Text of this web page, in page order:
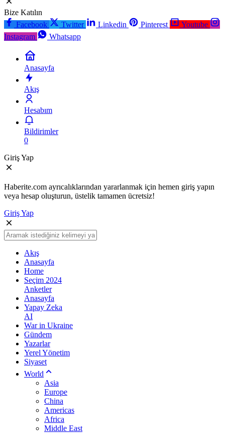
Bize Katılın
Facebook
Twitter Linkedin Pinterest
Youtube
Instagram
Whatsapp
Anasayfa
Akış
Hesabım
Bildirimler
0
Giriş Yap
Haberite.com ayrıcalıklarından yararlanmak için hemen giriş yapın
veya hesap oluşturun, üstelik tamamen ücretsiz!
Giriş Yap
Akış
Anasayfa
Home
Seçim 2024
Anketler
Anasayfa
Yapay Zeka
AI
War in Ukraine
Gündem
Yazarlar
Yerel Yönetim
Siyaset
World
Asia
Europe
China
Americas
Africa
Middle East